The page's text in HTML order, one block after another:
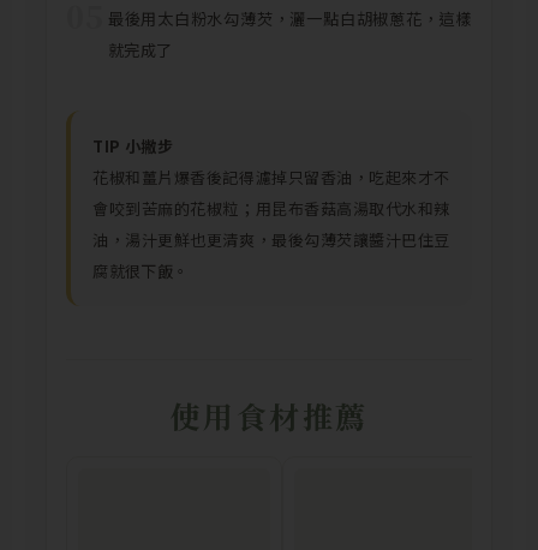
最後用太白粉水勾薄芡，灑一點白胡椒蔥花，這樣
就完成了
TIP 小撇步
花椒和薑片爆香後記得濾掉只留香油，吃起來才不
會咬到苦麻的花椒粒；用昆布香菇高湯取代水和辣
油，湯汁更鮮也更清爽，最後勾薄芡讓醬汁巴住豆
腐就很下飯。
使用食材推薦